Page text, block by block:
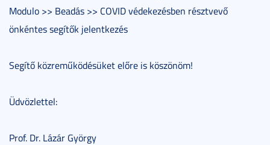
Modulo >> Beadás >> COVID védekezésben résztvevő
önkéntes segítők jelentkezés
Segítő közreműködésüket előre is köszönöm!
Üdvözlettel:
Prof. Dr. Lázár György